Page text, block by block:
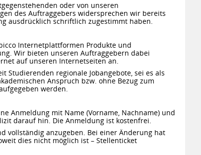
oder von unseren
des Auftraggebers widersprechen wir bereits
ausdrücklich schriftlich zugestimmt haben.
Internetplattformen Produkte und
Wir bieten unseren Auftraggebern dabei
auf unseren Internetseiten an.
Studierenden regionale Jobangebote, sei es als
Anspruch bzw. ohne Bezug zum
werden.
Anmeldung mit Name (Vorname, Nachname) und
darauf hin. Die Anmeldung ist kostenfrei.
vollständig anzugeben. Bei einer Änderung hat
dies nicht möglich ist – Stellenticket